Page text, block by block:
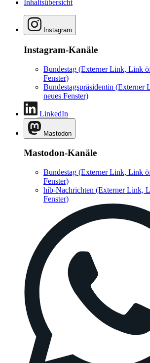
Inhaltsübersicht
Instagram
Instagram-Kanäle
Bundestag (Externer Link, Link
Fenster)
Bundestagspräsidentin (Externer
neues Fenster)
LinkedIn
Mastodon
Mastodon-Kanäle
Bundestag (Externer Link, Link
Fenster)
hib-Nachrichten (Externer Link,
Fenster)